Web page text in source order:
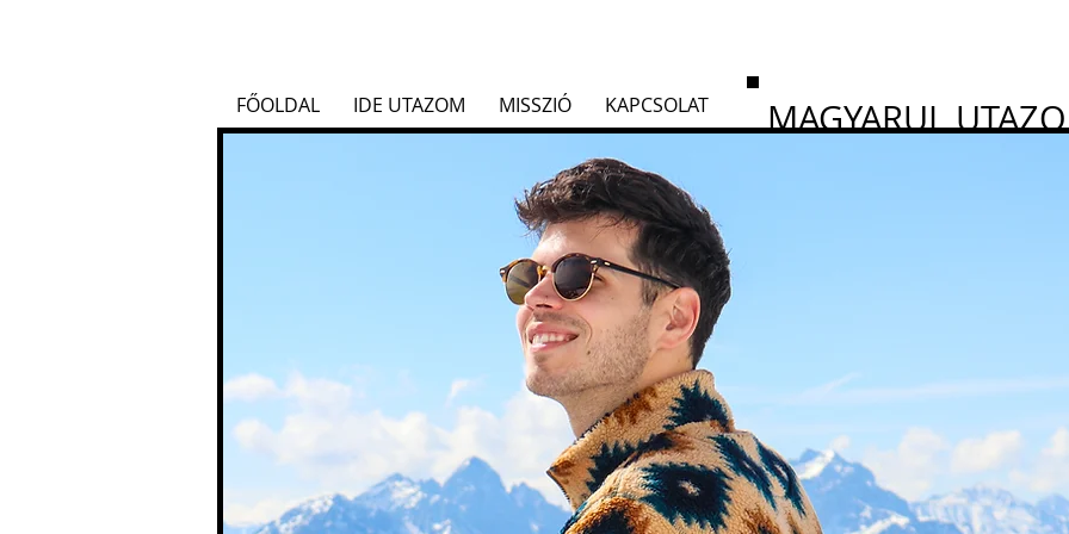
MAGYARUL
FŐOLDAL IDE UTAZOM MISSZIÓ KAPCSOLAT